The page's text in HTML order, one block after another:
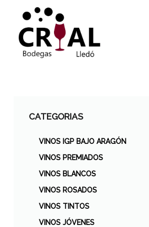
CATEGORIAS
VINOS IGP BAJO ARAGÓN
VINOS PREMIADOS
VINOS BLANCOS
VINOS ROSADOS
VINOS TINTOS
VINOS JÓVENES